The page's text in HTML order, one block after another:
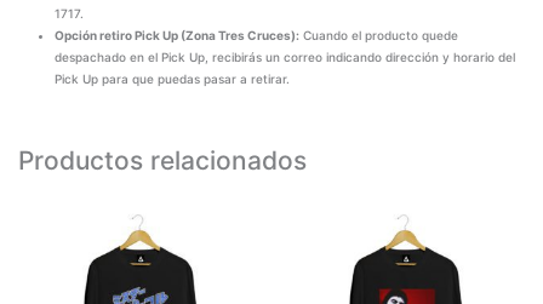
1717.
Opción retiro Pick Up (Zona Tres Cruces): Cuando el producto quede
despachado en el Pick Up, recibirás un correo indicando dirección y horario del
Pick Up para que puedas pasar a retirar.
Productos relacionados